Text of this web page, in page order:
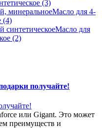
(3)
Масло для 4-
(4)
Масло для
(2)
получайте!
или Gigant. Это может
преимуществ и